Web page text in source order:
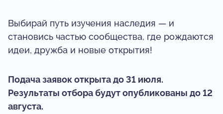
Выбирай путь изучения наследия — и
становись частью сообщества, где рождаются
идеи, дружба и новые открытия!
Подача заявок открыта до 31 июля.
Результаты отбора будут опубликованы до 12
августа.